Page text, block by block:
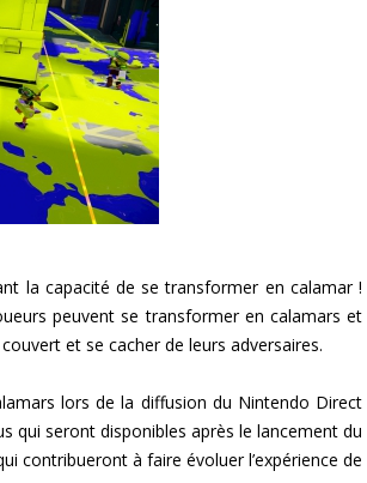
la capacité de se transformer en calamar !
peuvent se transformer en calamars et
et se cacher de leurs adversaires.
lors de la diffusion du Nintendo Direct
qui seront disponibles après le lancement du
contribueront à faire évoluer l’expérience de